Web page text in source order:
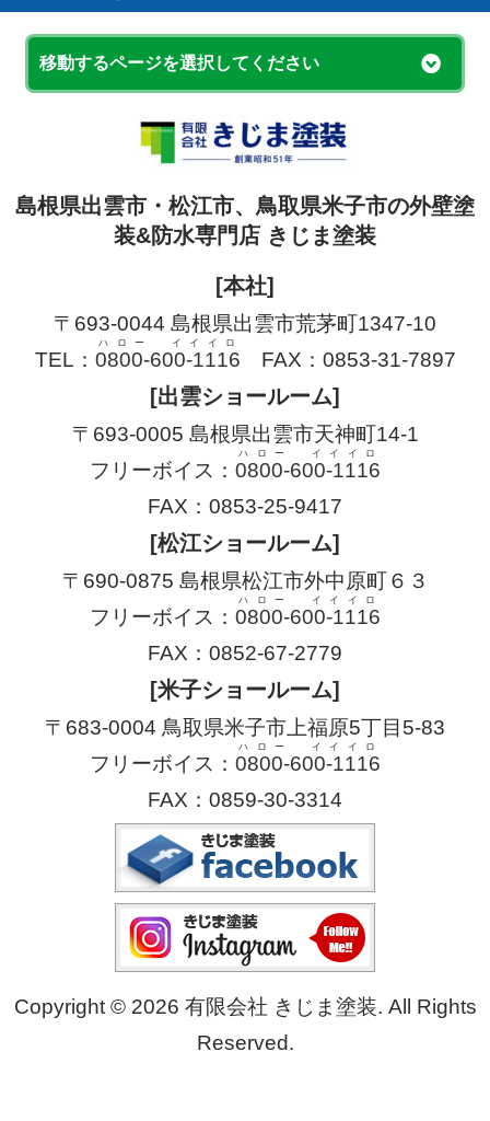
移動するページを選択してください
島根県出雲市・松江市、鳥取県米子市の外壁塗
装&防水専門店 きじま塗装
[本社]
〒693-0044 島根県出雲市荒茅町1347-10
TEL： 0800-600-1116
ハロー イイイロ
FAX：0853-31-7897
[出雲ショールーム]
〒693-0005 島根県出雲市天神町14-1
フリーボイス： 0800-600-1116
ハロー イイイロ
FAX：0853-25-9417
[松江ショールーム]
〒690-0875 島根県松江市外中原町６３
フリーボイス： 0800-600-1116
ハロー イイイロ
FAX：0852-67-2779
[米子ショールーム]
〒683-0004 鳥取県米子市上福原5丁目5-83
フリーボイス： 0800-600-1116
ハロー イイイロ
FAX：0859-30-3314
Copyright © 2026 有限会社 きじま塗装. All Rights
Reserved.